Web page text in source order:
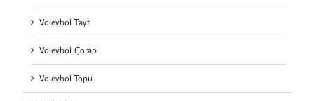
Voleybol Tayt
Voleybol Çorap
Voleybol Topu